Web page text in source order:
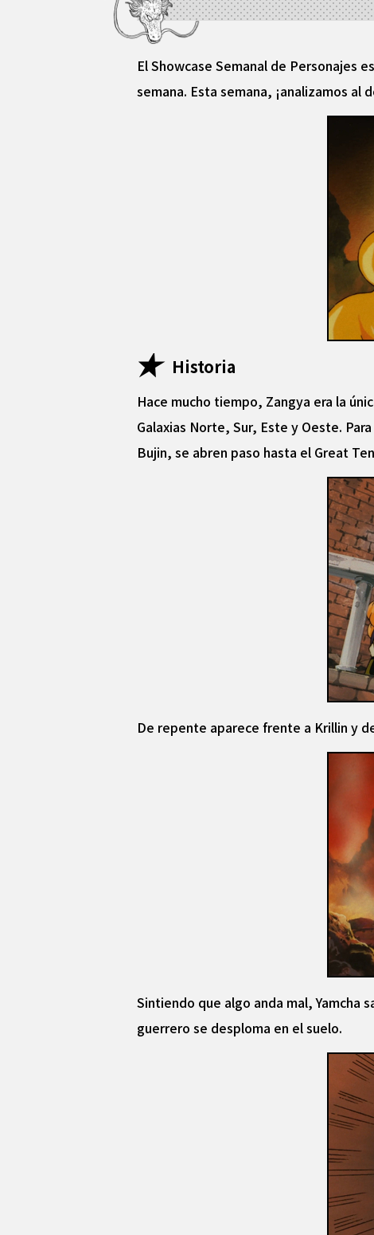
El Showcase Semanal de Personajes
semana. Esta semana, ¡analizamos al
Historia
Hace mucho tiempo, Zangya era la
Galaxias Norte, Sur, Este y Oeste.
Bujin, se abren paso hasta el Great
De repente aparece frente a Krillin y
Sintiendo que algo anda mal, Yamcha
guerrero se desploma en el suelo.